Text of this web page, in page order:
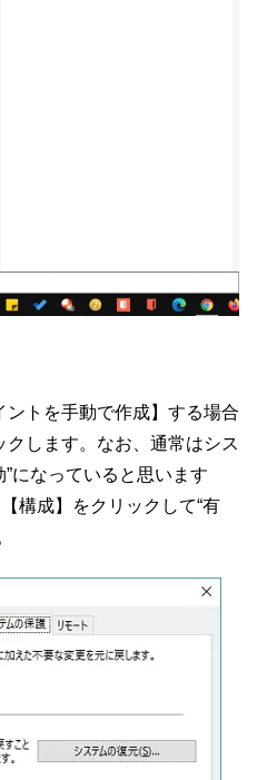
トを手動で作成】する場合
します。なお、通常はシス
”になっていると思います
構成】をクリックして“有